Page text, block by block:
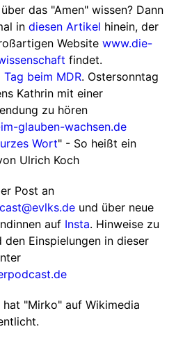
das "Amen" wissen? Dann
in diesen Artikel hinein, der
Website www.die-
findet.
beim MDR. Ostersonntag
Kathrin mit einer
zu hören
glauben-wachsen.de
Wort" - So heißt ein
Ulrich Koch
Post an
und über neue
auf Insta. Hinweise zu
Einspielungen in dieser
hat "Mirko" auf Wikimedia